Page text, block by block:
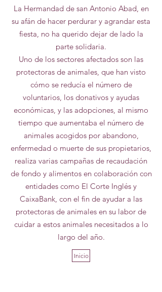
La Hermandad de san Antonio Abad, en
su afán de hacer perdurar y agrandar esta
fiesta, no ha querido dejar de lado la
parte solidaria.
Uno de los sectores afectados son las
protectoras de animales, que han visto
cómo se reducía el número de
voluntarios, los donativos y ayudas
económicas, y las adopciones, al mismo
tiempo que aumentaba el número de
animales acogidos por abandono,
enfermedad o muerte de sus propietarios,
realiza varias campañas de recaudación
de fondo y alimentos en colaboración con
entidades como El Corte Inglés y
CaixaBank, con el fin de ayudar a las
protectoras de animales en su labor de
cuidar a estos animales necesitados a lo
largo del año.
Inicio